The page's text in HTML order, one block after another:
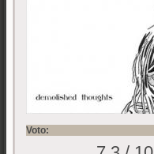
Voto: